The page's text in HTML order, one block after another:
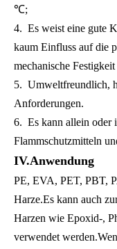
℃;
4. Es weist eine gute
kaum Einfluss auf die
mechanische
5. Umweltfreundlich,
Anforderungen.
6. Es kann allein oder
Flammschutzmitteln
IV.Anwendung
PE, EVA, PET, PBT,
Harze.Es kann auch
Harzen wie Epoxid-,
verwendet